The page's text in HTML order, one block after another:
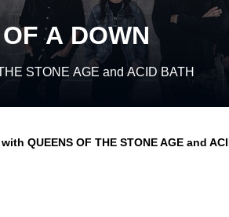
A DOWN
STONE AGE and ACID BATH
QUEENS OF THE STONE AGE and